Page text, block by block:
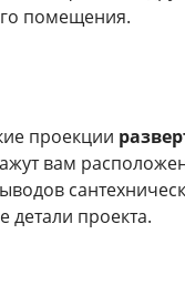
помещения.
проекции
вам
детали проекта.